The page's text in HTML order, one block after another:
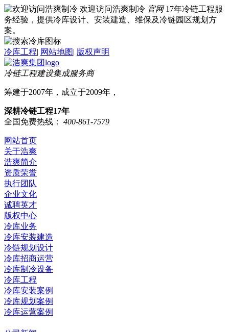
欢迎访问浩爽制冷 官网 17年冷链工程服
务经验，提供冷库设计、安装建造、维保及冷链园区规划方
案。
冷库工程| 网站地图| 版权声明
冷链工程建设集成服务商
筹建于2007年，成立于2009年，
深耕冷链工程17年
全国免费热线：
400-861-7579
网站首页
关于浩爽
浩爽简介
资质荣誉
执行团队
企业文化
诚聘英才
版权中心
冷库业务
冷库安装建造
冷链规划设计
冷库招商运营
冷库制冷设备
冷库工程
冷库安装案例
冷库规划案例
冷库运营案例